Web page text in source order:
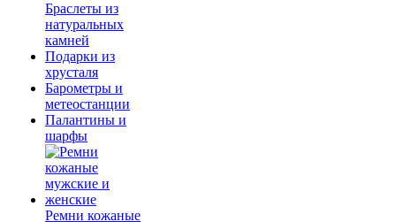
Браслеты из
натуральных
камней
Подарки из
хрусталя
Барометры и
метеостанции
Палантины и
шарфы
Ремни кожаные